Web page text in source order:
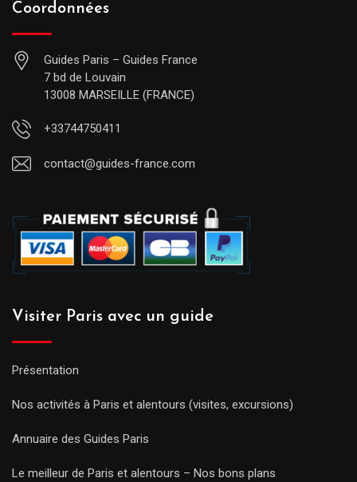
Coordonnées
Guides Paris – Guides France
7 bd de Louvain
13008 MARSEILLE (FRANCE)
+33744750411
contact@guides-france.com
Visiter Paris avec un guide
Présentation
Nos activités à Paris et alentours (visites, excursions)
Annuaire des Guides Paris
Le meilleur de Paris et alentours – Nos bons plans